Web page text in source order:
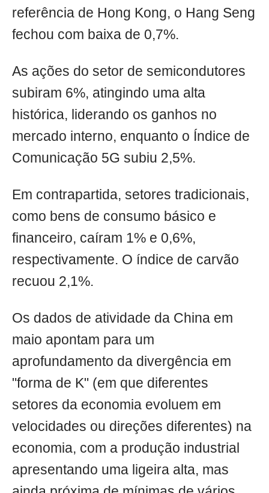
referência de Hong Kong, o Hang Seng
fechou com baixa de 0,7%.
As ações do setor de semicondutores
subiram 6%, atingindo uma alta
histórica, liderando os ganhos no
mercado interno, enquanto o Índice de
Comunicação 5G subiu 2,5%.
Em contrapartida, setores tradicionais,
como bens de consumo básico e
financeiro, caíram 1% e 0,6%,
respectivamente. O índice de carvão
recuou 2,1%.
Os dados de atividade da China em
maio apontam para um
aprofundamento da divergência em
"forma de K" (em que diferentes
setores da economia evoluem em
velocidades ou direções diferentes) na
economia, com a produção industrial
apresentando uma ligeira alta, mas